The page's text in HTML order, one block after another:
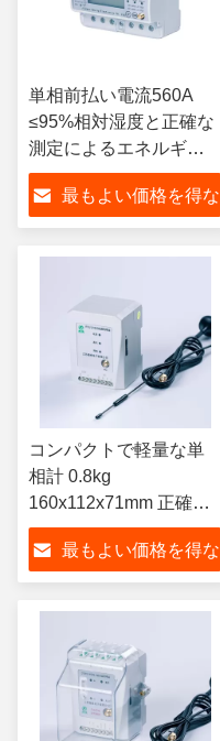
単相前払い電流560A
≤95%相対湿度と正確な
測定によるエネルギー
管理
最もよい価格を得な
コンパクトで軽量な単
相計 0.8kg
160x112x71mm 正確な
エネルギー測定
最もよい価格を得な